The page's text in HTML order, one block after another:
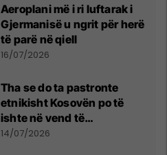
Aeroplani më i ri luftarak i
Gjermanisë u ngrit për herë
të parë në qiell
16/07/2026
Tha se do ta pastronte
etnikisht Kosovën po të
ishte në vend të
Millosheviqit, Lëvizja e
14/07/2026